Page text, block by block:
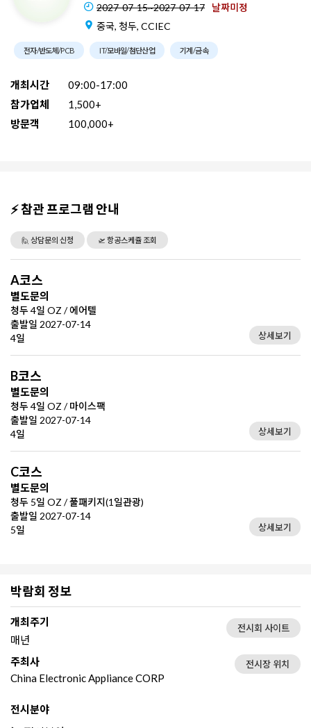
2027-07-15~2027-07-17
날짜미정
중국, 청두, CCIEC
전자/반도체/PCB IT/모바일/첨단산업 기계/금속
개최시간
09:00-17:00
참가업체
1,500+
방문객
100,000+
⚡ 참관 프로그램 안내
🙋 상담문의 신청 🛫 항공스케쥴 조회
A코스
별도문의
청두 4일 OZ / 에어텔
출발일 2027-07-14
4일
상세보기
B코스
별도문의
청두 4일 OZ / 마이스팩
출발일 2027-07-14
4일
상세보기
C코스
별도문의
청두 5일 OZ / 풀패키지(1일관광)
출발일 2027-07-14
5일
상세보기
박람회 정보
개최주기
매년
전시회 사이트
주최사
China Electronic Appliance CORP
전시장 위치
전시분야